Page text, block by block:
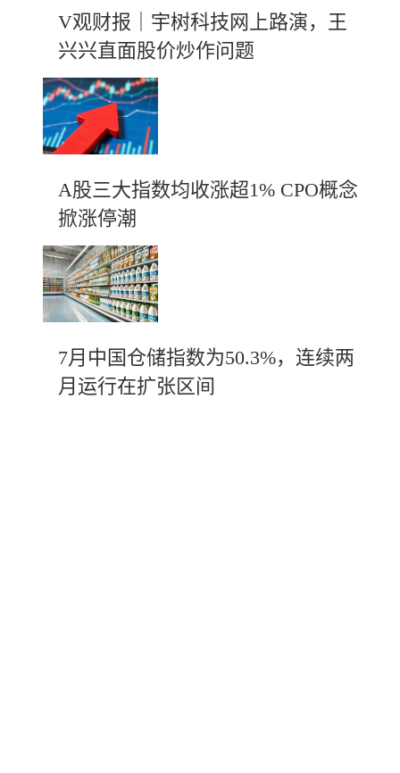
V观财报｜宇树科技网上路演，王
兴兴直面股价炒作问题
A股三大指数均收涨超1% CPO概念
掀涨停潮
7月中国仓储指数为50.3%，连续两
月运行在扩张区间